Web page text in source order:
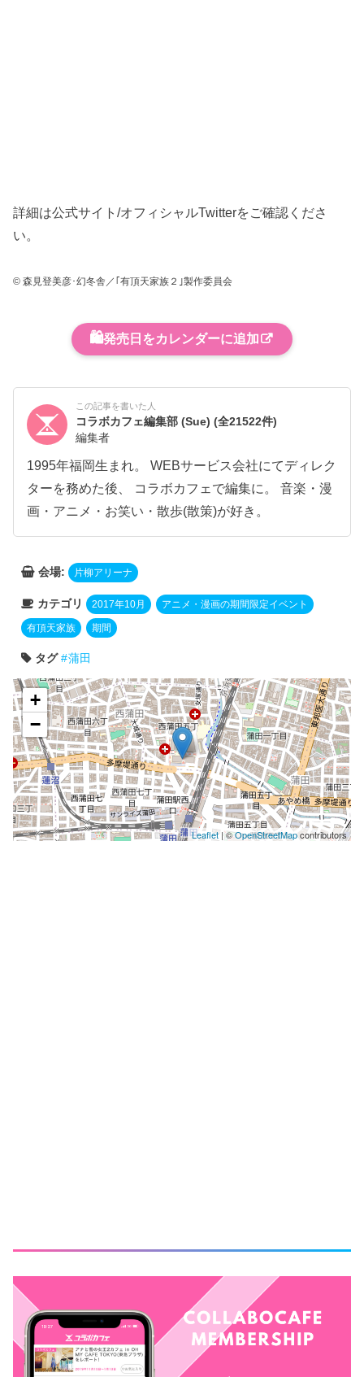
詳細は公式サイト/オフィシャルTwitterをご確認くださ
い。
© 森見登美彦･幻冬舎／｢有頂天家族２｣製作委員会
🛍️発売日をカレンダーに追加
この記事を書いた人
コラボカフェ編集部 (Sue)(全21522件)
編集者
1995年福岡生まれ。 WEBサービス会社にてディレク
ターを務めた後、 コラボカフェで編集に。 音楽・漫
画・アニメ・お笑い・散歩(散策)が好き。
会場: 片柳アリーナ
カテゴリ 2017年10月 アニメ・漫画の期間限定イベント
有頂天家族 期間
タグ 蒲田
+
−
Leaflet| ©OpenStreetMapcontributors